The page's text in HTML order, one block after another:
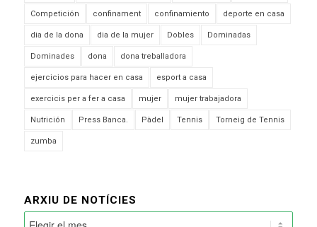
Competición confinament confinamiento deporte en casa
dia de la dona dia de la mujer Dobles Dominadas
Dominades dona dona treballadora
ejercicios para hacer en casa esport a casa
exercicis per a fer a casa mujer mujer trabajadora
Nutrición Press Banca. Pàdel Tennis Torneig de Tennis
zumba
ARXIU DE NOTÍCIES